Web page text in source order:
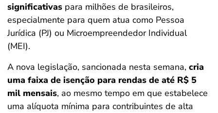
significativas para milhões de brasileiros,
especialmente para quem atua como Pessoa
Jurídica (PJ) ou Microempreendedor Individual
(MEI).
A nova legislação, sancionada nesta semana, cria
uma faixa de isenção para rendas de até R$ 5
mil mensais, ao mesmo tempo em que estabelece
uma alíquota mínima para contribuintes de alta